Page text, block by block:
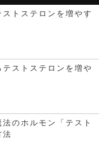
ストステロンを増やす
テストステロンを増や
のホルモン「テスト
法